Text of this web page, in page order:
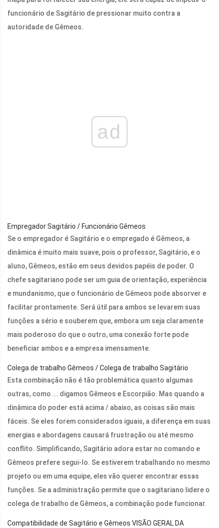
funcionário de Sagitário de pressionar muito contra a
autoridade de Gêmeos.
ad
Empregador Sagitário / Funcionário Gêmeos
Se o empregador é Sagitário e o empregado é Gêmeos, a
dinâmica é muito mais suave, pois o professor, Sagitário, e o
aluno, Gêmeos, estão em seus devidos papéis de poder. O
chefe sagitariano pode ser um guia de orientação, experiência
e mundanismo, que o funcionário de Gêmeos pode absorver e
facilitar prontamente. Será útil para ambos se levarem suas
funções a sério e souberem que, embora um seja claramente
mais poderoso do que o outro, uma conexão forte pode
beneficiar ambos e a empresa imensamente.
Colega de trabalho Gêmeos / Colega de trabalho Sagitário
Esta combinação não é tão problemática quanto algumas
outras, como ... digamos Gêmeos e Escorpião. Mas quando a
dinâmica do poder está acima / abaixo, as coisas são mais
fáceis. Se eles forem considerados iguais, a diferença em suas
energias e abordagens causará frustração ou até mesmo
conflito. Simplificando, Sagitário adora estar no comando e
Gêmeos prefere segui-lo. Se estiverem trabalhando no mesmo
projeto ou em uma equipe, eles vão querer encontrar essas
funções. Se a administração permite que o sagitariano lidere o
colega de trabalho de Gêmeos, a combinação pode funcionar.
Compatibilidade de Sagitário e Gêmeos VISÃO GERAL DA